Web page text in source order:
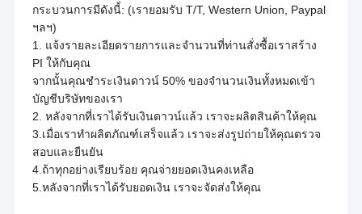
กระบวนการมีดังนี้: (เรายอมรับ T/T, Western Union, Paypal
ฯลฯ)
1. แจ้งรายละเอียดรายการและจำนวนที่ท่านสั่งซื้อเราสร้าง
PI ให้กับคุณ
จากนั้นคุณชำระเงินดาวน์ 50% ของจำนวนเงินทั้งหมดเข้า
บัญชีบริษัทของเรา
2. หลังจากที่เราได้รับเงินดาวน์แล้ว เราจะผลิตสินค้าให้คุณ
3.เมื่อเราทำผลิตภัณฑ์เสร็จแล้ว เราจะส่งรูปถ่ายให้คุณตรวจ
สอบและยืนยัน
4.ถ้าทุกอย่างเรียบร้อย คุณจ่ายยอดเงินคงเหลือ
5.หลังจากที่เราได้รับยอดเงิน เราจะจัดส่งให้คุณ